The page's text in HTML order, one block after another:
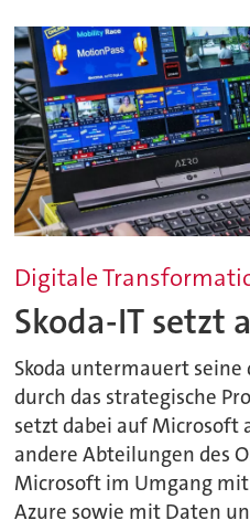
Digitale
Skoda-IT setzt
Skoda untermauert
durch das strategische
setzt dabei auf Microsoft
andere Abteilungen des
Microsoft im Umgang
Azure sowie mit Daten